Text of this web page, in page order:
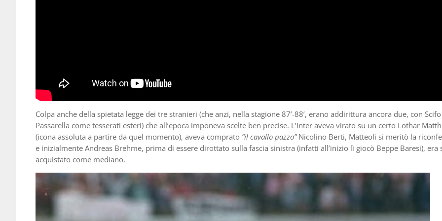
Colpa anche della spietata legge dei tre stranieri (che anzi, nella stagione 87’-88’, erano addirittura ancora due, con
Passarella come tesserati esteri) che all’epoca imponeva scelte ben precise. L’Inter aveva virato su un certo Lothar
(icona assoluta a partire da quel momento), aveva comprato “il cavallo pazzo”Nicolino Berti, Matteoli si meritò la
e inizialmente Andreas Brehme, prima di essere dirottato sulla fascia sinistra (infatti all’inizio lì giocò Beppe Baresi), era
acquistato come mediano.